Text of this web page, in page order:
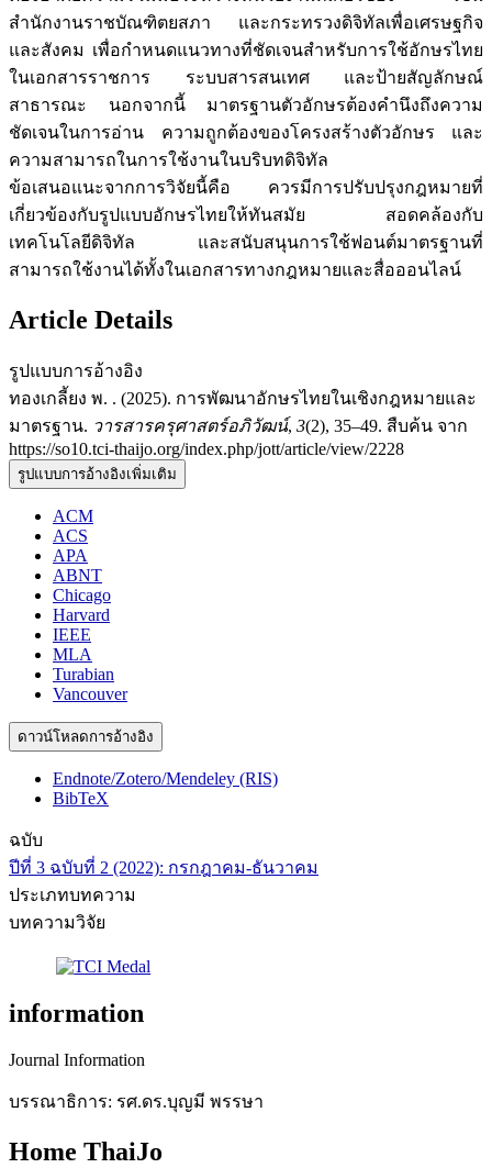
สำนักงานราชบัณฑิตยสภา และกระทรวงดิจิทัลเพื่อเศรษฐกิจ
และสังคม เพื่อกำหนดแนวทางที่ชัดเจนสำหรับการใช้อักษรไทย
ในเอกสารราชการ ระบบสารสนเทศ และป้ายสัญลักษณ์
สาธารณะ นอกจากนี้ มาตรฐานตัวอักษรต้องคำนึงถึงความ
ชัดเจนในการอ่าน ความถูกต้องของโครงสร้างตัวอักษร และ
ความสามารถในการใช้งานในบริบทดิจิทัล
ข้อเสนอแนะจากการวิจัยนี้คือ ควรมีการปรับปรุงกฎหมายที่
เกี่ยวข้องกับรูปแบบอักษรไทยให้ทันสมัย สอดคล้องกับ
เทคโนโลยีดิจิทัล และสนับสนุนการใช้ฟอนต์มาตรฐานที่
สามารถใช้งานได้ทั้งในเอกสารทางกฎหมายและสื่อออนไลน์
Article Details
รูปแบบการอ้างอิง
ทองเกลี้ยง พ. . (2025). การพัฒนาอักษรไทยในเชิงกฎหมายและ
มาตรฐาน. วารสารครุศาสตร์อภิวัฒน์, 3(2), 35–49. สืบค้น จาก
https://so10.tci-thaijo.org/index.php/jott/article/view/2228
รูปแบบการอ้างอิงเพิ่มเติม
ACM
ACS
APA
ABNT
Chicago
Harvard
IEEE
MLA
Turabian
Vancouver
ดาวน์โหลดการอ้างอิง
Endnote/Zotero/Mendeley (RIS)
BibTeX
ฉบับ
ปีที่ 3 ฉบับที่ 2 (2022): กรกฎาคม-ธันวาคม
ประเภทบทความ
บทความวิจัย
information
Journal Information
บรรณาธิการ: รศ.ดร.บุญมี พรรษา
Home ThaiJo